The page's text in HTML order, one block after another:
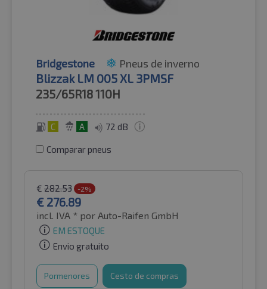
Bridgestone Pneus de inverno
Blizzak LM 005 XL 3PMSF
235/65R18110H
C A 72 dB
Comparar pneus
€ 282.53 -2%
€ 276.89
incl. IVA * por Auto-Raifen GmbH
EM ESTOQUE
Envio gratuito
Pormenores Cesto de compras